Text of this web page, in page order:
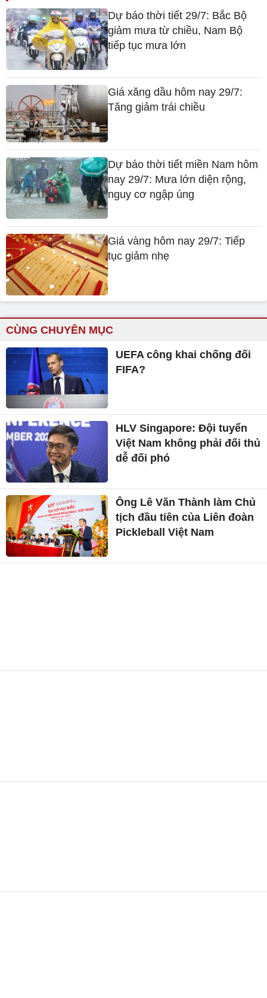
Dự báo thời tiết 29/7: Bắc Bộ
giảm mưa từ chiều, Nam Bộ
tiếp tục mưa lớn
Giá xăng dầu hôm nay 29/7:
Tăng giảm trái chiều
Dự báo thời tiết miền Nam hôm
nay 29/7: Mưa lớn diện rộng,
nguy cơ ngập úng
Giá vàng hôm nay 29/7: Tiếp
tục giảm nhẹ
CÙNG CHUYÊN MỤC
UEFA công khai chống đối
FIFA?
HLV Singapore: Đội tuyển
Việt Nam không phải đối thủ
dễ đối phó
Ông Lê Văn Thành làm Chủ
tịch đầu tiên của Liên đoàn
Pickleball Việt Nam